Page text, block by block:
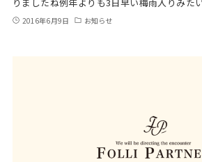
2016年6月9日 お知らせ